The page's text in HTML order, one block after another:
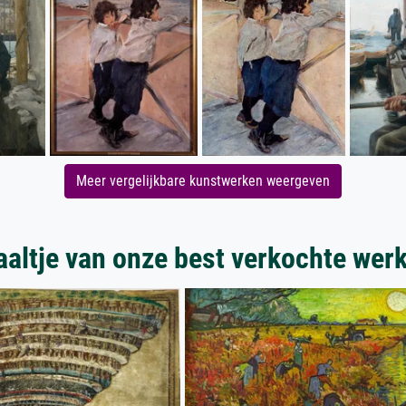
Meer vergelijkbare kunstwerken weergeven
van onze best verkochte